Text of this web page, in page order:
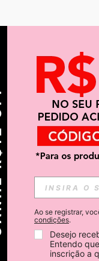
tente outras opções.
NOS EM
SE PARA RECEBER
55
Ao se registrar,
condições.
Desejo
Entendo
inscrição a